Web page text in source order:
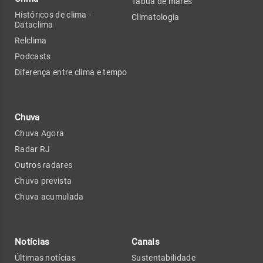
Históricos de clima -
Dataclima
Relclima
Podcasts
Diferença entre clima e tempo
Chuva
Chuva Agora
Radar RJ
Outros radares
Chuva prevista
Chuva acumulada
Climatologia
Notícias
Últimas notícias
Canais
Sustentabilidade